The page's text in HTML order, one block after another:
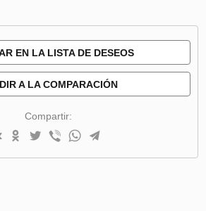
EN LA LISTA DE DESEOS
A LA COMPARACIÓN
Compartir: